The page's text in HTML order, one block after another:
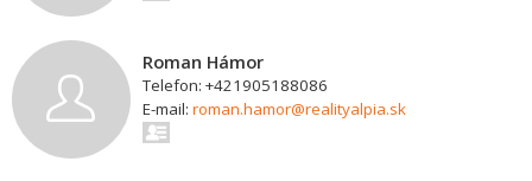
Roman Hámor
Telefon: +421905188086
E-mail: roman.hamor@realityalpia.sk